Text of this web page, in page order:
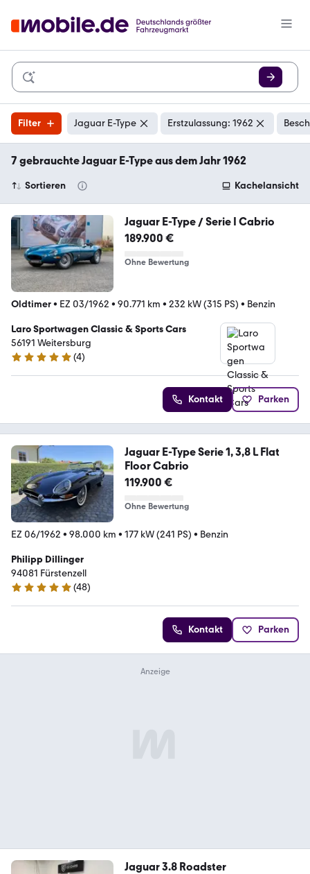
Filter Jaguar E-Type Erstzulassung: 1962
7 gebrauchte Jaguar E-Type aus dem Jahr 1962
Sortieren Kachelansicht
Jaguar E-Type / Serie I Cabrio
189.900 €
Ohne Bewertung
Oldtimer• EZ 03/1962 • 90.771 km • 232 kW (315 PS) • Benzin
Laro Sportwagen Classic & Sports Cars
56191 Weitersburg
5 Sterne
(4)
Kontakt Parken
Jaguar E-Type Serie 1, 3,8 L Flat
Floor Cabrio
119.900 €
Ohne Bewertung
EZ 06/1962 • 98.000 km • 177 kW (241 PS) • Benzin
Philipp Dillinger
94081 Fürstenzell
5 Sterne
(48)
Kontakt Parken
Jaguar 3.8 Roadster